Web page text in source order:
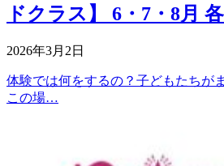
ドクラス】 6・7・8月
2026年3月2日
体験では何をするの？子どもたちが
この場…